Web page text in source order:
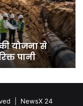
साल का रिकॉर्ड, 7
रेड अलर्ट
| NewsX 24